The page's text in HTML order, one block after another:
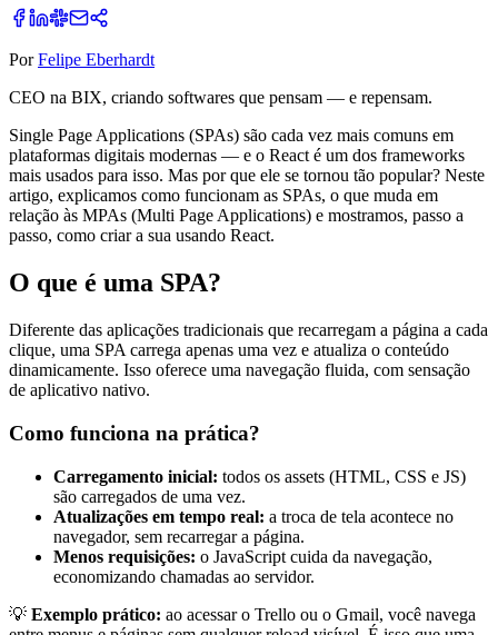
PorFelipe Eberhardt
CEO na BIX, criando softwares que pensam — e repensam.
Single Page Applications (SPAs) são cada vez mais comuns em
plataformas digitais modernas — e o React é um dos frameworks
mais usados para isso. Mas por que ele se tornou tão popular? Neste
artigo, explicamos como funcionam as SPAs, o que muda em
relação às MPAs (Multi Page Applications) e mostramos, passo a
passo, como criar a sua usando React.
O que é uma SPA?
Diferente das aplicações tradicionais que recarregam a página a cada
clique, uma SPA carrega apenas uma vez e atualiza o conteúdo
dinamicamente. Isso oferece uma navegação fluida, com sensação
de aplicativo nativo.
Como funciona na prática?
Carregamento inicial: todos os assets (HTML, CSS e JS)
são carregados de uma vez.
Atualizações em tempo real: a troca de tela acontece no
navegador, sem recarregar a página.
Menos requisições: o JavaScript cuida da navegação,
economizando chamadas ao servidor.
💡 Exemplo prático: ao acessar o Trello ou o Gmail, você navega